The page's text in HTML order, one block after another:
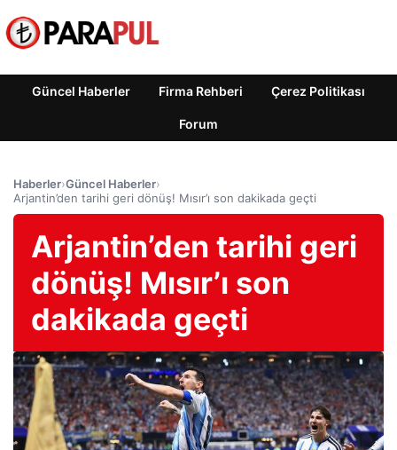
Güncel Haberler Firma Rehberi Çerez Politikası
Forum
Haberler›Güncel Haberler›
Arjantin’den tarihi geri dönüş! Mısır’ı son dakikada geçti
Arjantin’den tarihi geri
dönüş! Mısır’ı son
dakikada geçti